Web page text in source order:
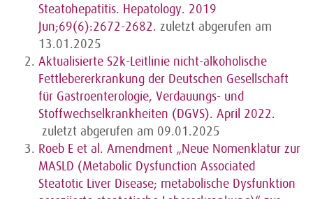
Steatohepatitis. Hepatology. 2019
Jun;69(6):2672-2682. zuletzt abgerufen am
13.01.2025
Aktualisierte S2k-Leitlinie nicht-alkoholische
Fettlebererkrankung der Deutschen Gesellschaft
für Gastroenterologie, Verdauungs- und
Stoffwechselkrankheiten (DGVS). April 2022.
zuletzt abgerufen am 09.01.2025
Roeb E et al. Amendment „Neue Nomenklatur zur
MASLD (Metabolic Dysfunction Associated
Steatotic Liver Disease; metabolische Dysfunktion